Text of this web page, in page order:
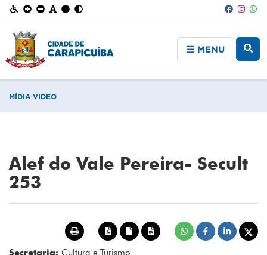
MENU
MÍDIA VIDEO
Alef do Vale Pereira- Secult
253
Secretaria: Cultura e Turismo